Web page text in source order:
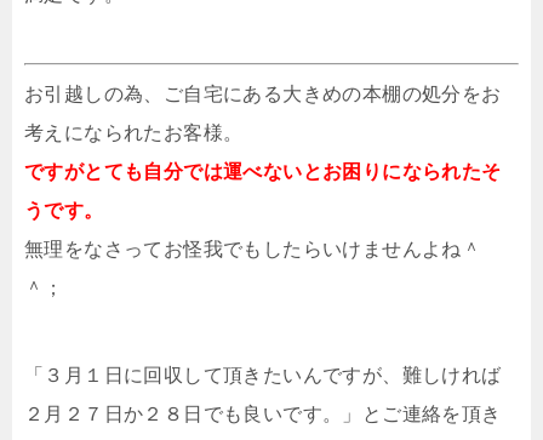
お引越しの為、ご自宅にある大きめの本棚の処分をお
考えになられたお客様。
ですがとても自分では運べないとお困りになられたそ
うです。
無理をなさってお怪我でもしたらいけませんよね＾
＾；
「３月１日に回収して頂きたいんですが、難しければ
２月２７日か２８日でも良いです。」とご連絡を頂き